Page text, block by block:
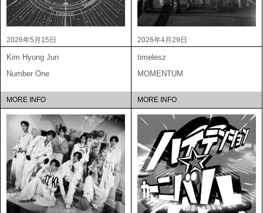
2026年5月15日
Kim Hyung Jun
Number One
MORE INFO
2026年4月29日
timelesz
MOMENTUM
MORE INFO